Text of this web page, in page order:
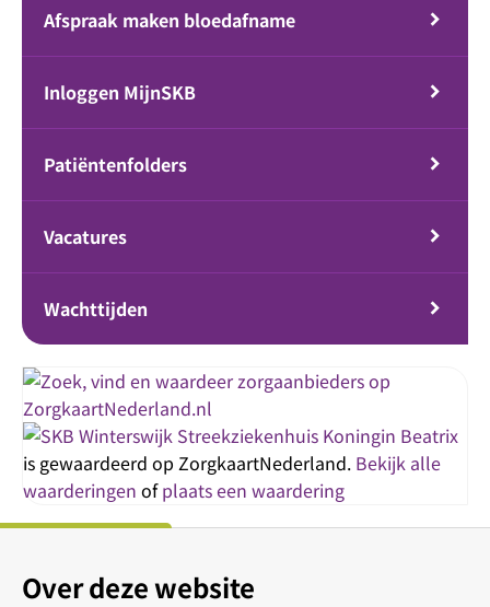
Afspraak maken bloedafname
Inloggen MijnSKB
Patiëntenfolders
Vacatures
Wachttijden
Streekziekenhuis Koningin Beatrix
is gewaardeerd op ZorgkaartNederland. Bekijk alle
waarderingen ofplaats een waardering
Over deze website